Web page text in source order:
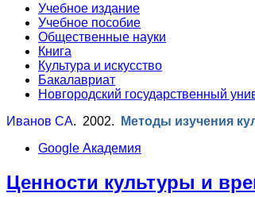
Учебное издание
Учебное пособие
Общественные науки
Книга
Культура и искусство
Бакалавриат
Новгородский государственный
Иванов СА. 2002. Методы изучения
Google Академия
Ценности культуры и